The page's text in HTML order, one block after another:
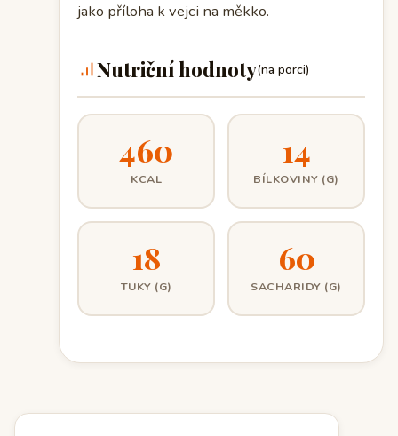
jako příloha k vejci na měkko.
Nutriční hodnoty(na porci)
460
KCAL
14
BÍLKOVINY (G)
18
TUKY (G)
60
SACHARIDY (G)